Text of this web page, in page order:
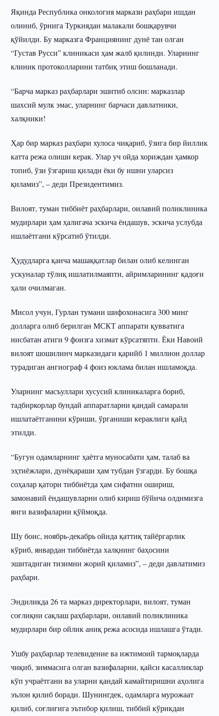
Яқинда Республика онкология маркази раҳбари ишдан
олиниб, ўрнига Туркиядан малакали бошқарувчи
қўйилди. Бу марказга Франциянинг дунё тан олган
“Густав Русси” клиникаси ҳам жалб қилинди. Уларнинг
клиник протоколларини татбиқ этиш бошланади.
“Барча марказ раҳбарлари эшитиб олсин: марказлар
шахсий мулк эмас, уларнинг барчаси давлатники,
халқники!
Ҳар бир марказ раҳбари хулоса чиқариб, ўзига бир йиллик
катта режа олиши керак. Улар уч ойда хориждан ҳамкор
топиб, ўзи ўзгариш қилади ёки бу ишни уларсиз
қиламиз”, – деди Президентимиз.
Вилоят, туман тиббиёт раҳбарлари, оилавий поликлиника
мудирлари ҳам ҳалигача эскича ёндашув, эскича услубда
ишлаётгани кўрсатиб ўтилди.
Ҳудудларга қанча машаққатлар билан олиб келинган
ускуналар тўлиқ ишлатилмаяпти, айримларининг қадоғи
ҳали очилмаган.
Мисол учун, Гурлан тумани шифохонасига 300 минг
долларга олиб берилган МСКТ аппарати қувватига
нисбатан атиги 9 фоизга хизмат кўрсатяпти. Ёки Навоий
вилоят шошилинч марказидаги қарийб 1 миллион доллар
турадиган ангиограф 4 фоиз юклама билан ишламоқда.
Уларнинг масъуллари хусусий клиникаларга бориб,
тадбиркорлар бундай аппаратларни қандай самарали
ишлатаётганини кўриши, ўрганиши кераклиги қайд
этилди.
“Бугун одамларнинг ҳаётга муносабати ҳам, талаб ва
эҳтиёжлари, дунёқараши ҳам тубдан ўзгарди. Бу бошқа
соҳалар қатори тиббиётда ҳам сифатни ошириш,
замонавий ёндашувларни олиб кириш бўйича олдимизга
янги вазифаларни қўймоқда.
Шу боис, ноябрь-декабрь ойида қаттиқ тайёргарлик
кўриб, январдан тиббиётда халқнинг баҳосини
эшитадиган тизимни жорий қиламиз”, – деди давлатимиз
раҳбари.
Эндиликда 26 та марказ директорлари, вилоят, туман
соғлиқни сақлаш раҳбарлари, оилавий поликлиника
мудирлари бир ойлик аниқ режа асосида ишлашга ўтади.
Ушбу раҳбарлар телевидение ва ижтимоий тармоқларда
чиқиб, зиммасига олган вазифаларни, қайси касалликлар
кўп учраётгани ва уларни қандай камайтиришни аҳолига
эълон қилиб боради. Шунингдек, одамларга мурожаат
қилиб, соғлиғига эътибор қилиш, тиббий кўрикдан